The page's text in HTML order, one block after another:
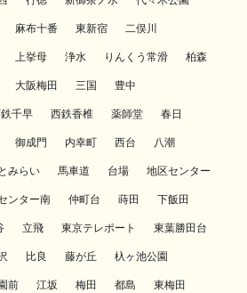
麻布十番 東新宿 二俣川
上挙母 浄水 りんくう常滑 柏森
大阪梅田 三国 豊中
千早 西鉄香椎 薬師堂 春日
御成門 内幸町 西台 八潮
みらい 馬車道 台場 地区センター
ンター南 仲町台 蒔田 下飯田
立飛 東京テレポート 東葉勝田台
比良 藤が丘 杁ヶ池公園
前 江坂 梅田 都島 東梅田